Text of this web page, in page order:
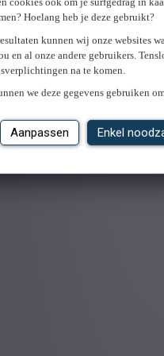
Hoelang heb je deze gebruikt?
kunnen wij onze websites
en al onze andere gebruikers.
na te komen.
we deze gegevens gebruiken
Aanpassen Enkel